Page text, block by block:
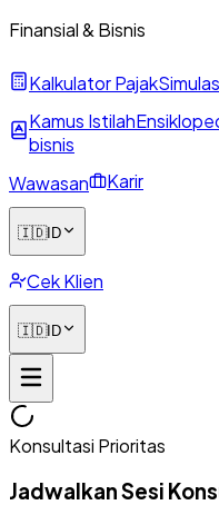
Finansial & Bisnis
Kalkulator Pajak
Kamus Istilah
bisnis
Wawasan
Karir
🇮🇩ID
Cek Klien
🇮🇩ID
Konsultasi Prioritas
Jadwalkan Sesi